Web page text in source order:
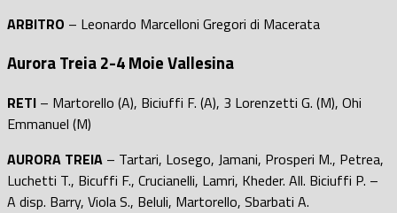
ARBITRO – Leonardo Marcelloni Gregori di Macerata
Aurora Treia 2-4 Moie Vallesina
RETI – Martorello (A), Biciuffi F. (A), 3 Lorenzetti G. (M), Ohi
Emmanuel (M)
AURORA TREIA – Tartari, Losego, Jamani, Prosperi M., Petrea,
Luchetti T., Bicuffi F., Crucianelli, Lamri, Kheder. All. Biciuffi P. –
A disp. Barry, Viola S., Beluli, Martorello, Sbarbati A.